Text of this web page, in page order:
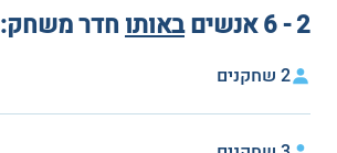
2 - 6 אנשים באותו חדר משחק:
2 שחקנים